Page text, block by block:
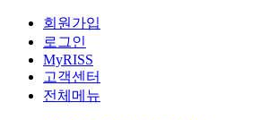
회원가입
로그인
MyRISS
고객센터
전체메뉴